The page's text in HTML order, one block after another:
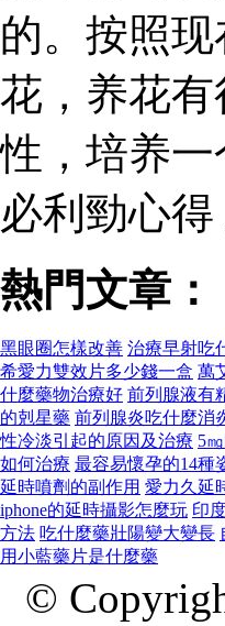
的。按照
花，养花
性，培养
必利勁心得
熱門文章：
黑眼圈怎樣改善 治療早射吃
希愛力雙效片多少錢一盒 萬
什麼藥物治療好 前列腺液有
的剋星藥 前列腺炎吃什麼消
性冷淡引起的原因及治療 5
如何治療 最容易懷孕的14種
延時噴劑的副作用 愛力久延
iphone的延時攝影怎麼玩 印
方法 吃什麼藥壯陽變大變長
用小藍藥片是什麼藥
©